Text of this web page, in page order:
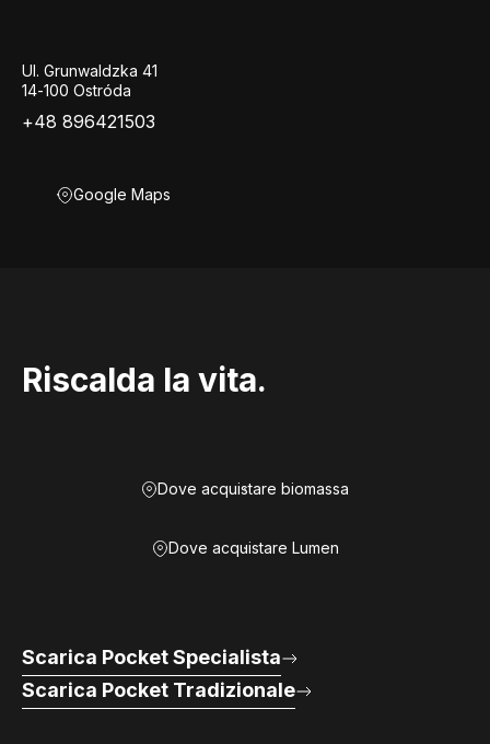
Ul. Grunwaldzka 41
14-100 Ostróda
+48 896421503
Google Maps
Riscalda la vita.
Dove acquistare biomassa
Dove acquistare Lumen
Scarica Pocket Specialista
Scarica Pocket Tradizionale